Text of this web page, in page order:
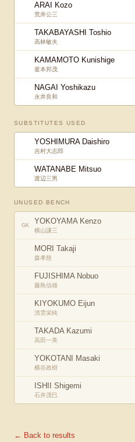
ARAI Kozo
荒井公三
TAKABAYASHI Toshio
高林敏夫
KAMAMOTO Kunishige
釜本邦茂
NAGAI Yoshikazu
永井良和
SUBSTITUTES USED
YOSHIMURA Daishiro
吉村大志郎
WATANABE Mitsuo
渡辺三男
UNUSED BENCH
GK YOKOYAMA Kenzo
横山謙三
MORI Takaji
森孝慈
FUJISHIMA Nobuo
藤島信雄
KIYOKUMO Eijun
清雲栄純
TAKADA Kazumi
高田一美
YOKOTANI Masaki
横谷政樹
ISHII Shigemi
石井茂巳
← Back to results